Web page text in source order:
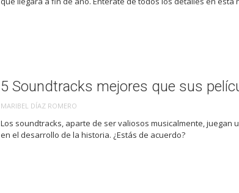
5 Soundtracks mejores que sus
MARIBEL DÍAZ ROMERO
Los soundtracks, aparte de ser valiosos musicalmente,
en el desarrollo de la historia. ¿Estás de acuerdo?